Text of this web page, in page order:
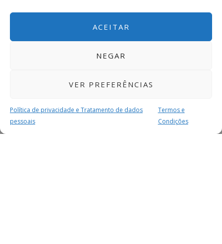
ACEITAR
NEGAR
VER PREFERÊNCIAS
Política de privacidade e Tratamento de dados
pessoais
Termos e
Condições